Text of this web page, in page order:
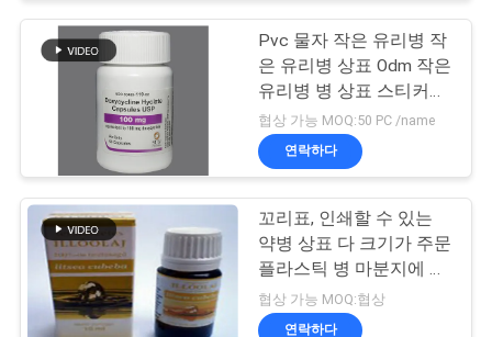
트
PRIVACY
POLICY
Pvc 물자 작은 유리병 작
은 유리병 상표 Odm 작은
유리병 병 상표 스티커에
의하여 주문을 받아서 만
들어진 크기
협상 가능 MOQ:50 PC /name
연락하다
꼬리표, 인쇄할 수 있는
약병 상표 다 크기가 주문
플라스틱 병 마분지에 의
하여 레테르를 붙입니다
협상 가능 MOQ:협상
연락하다